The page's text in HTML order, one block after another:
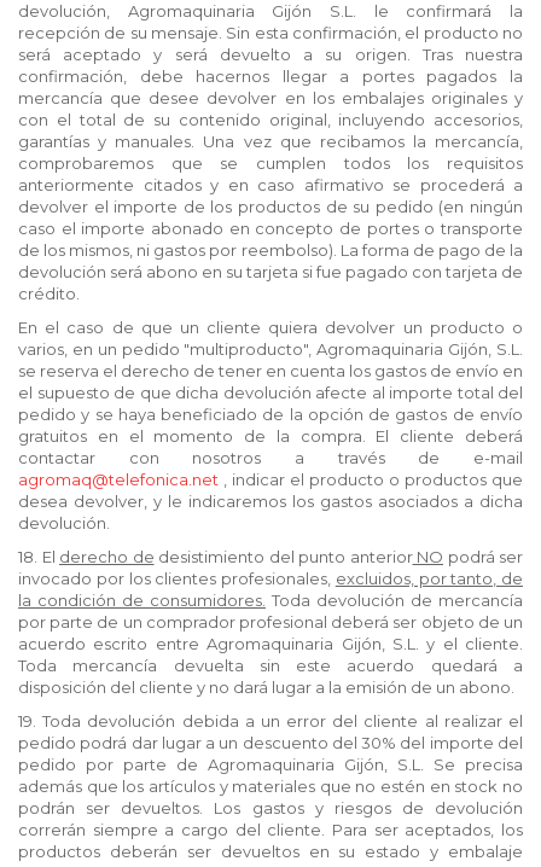
devolución, Agromaquinaria Gijón S.L. le confirmará la
recepción de su mensaje. Sin esta confirmación, el producto no
será aceptado y será devuelto a su origen. Tras nuestra
confirmación, debe hacernos llegar a portes pagados la
mercancía que desee devolver en los embalajes originales y
con el total de su contenido original, incluyendo accesorios,
garantías y manuales. Una vez que recibamos la mercancía,
comprobaremos que se cumplen todos los requisitos
anteriormente citados y en caso afirmativo se procederá a
devolver el importe de los productos de su pedido (en ningún
caso el importe abonado en concepto de portes o transporte
de los mismos, ni gastos por reembolso). La forma de pago de la
devolución será abono en su tarjeta si fue pagado con tarjeta de
crédito.
En el caso de que un cliente quiera devolver un producto o
varios, en un pedido "multiproducto", Agromaquinaria Gijón, S.L.
se reserva el derecho de tener en cuenta los gastos de envío en
el supuesto de que dicha devolución afecte al importe total del
pedido y se haya beneficiado de la opción de gastos de envío
gratuitos en el momento de la compra. El cliente deberá
contactar con nosotros a través de e-mail
agromaq@telefonica.net , indicar el producto o productos que
desea devolver, y le indicaremos los gastos asociados a dicha
devolución.
18. El derecho de desistimiento del punto anteriorNO podrá ser
invocado por los clientes profesionales, excluidos, por tanto, de
la condición de consumidores. Toda devolución de mercancía
por parte de un comprador profesional deberá ser objeto de un
acuerdo escrito entre Agromaquinaria Gijón, S.L. y el cliente.
Toda mercancía devuelta sin este acuerdo quedará a
disposición del cliente y no dará lugar a la emisión de un abono.
19. Toda devolución debida a un error del cliente al realizar el
pedido podrá dar lugar a un descuento del 30% del importe del
pedido por parte de Agromaquinaria Gijón, S.L. Se precisa
además que los artículos y materiales que no estén en stock no
podrán ser devueltos. Los gastos y riesgos de devolución
correrán siempre a cargo del cliente. Para ser aceptados, los
productos deberán ser devueltos en su estado y embalaje